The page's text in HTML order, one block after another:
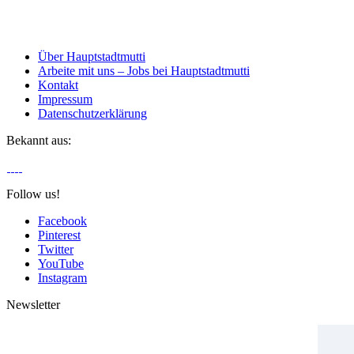
Über Hauptstadtmutti
Arbeite mit uns – Jobs bei Hauptstadtmutti
Kontakt
Impressum
Datenschutzerklärung
Bekannt aus:
Follow us!
Facebook
Pinterest
Twitter
YouTube
Instagram
Newsletter